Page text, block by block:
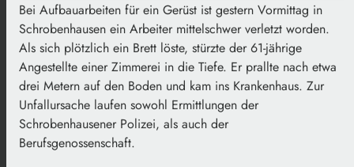
Bei Aufbauarbeiten für ein Gerüst ist gestern Vormittag in
Schrobenhausen ein Arbeiter mittelschwer verletzt worden.
Als sich plötzlich ein Brett löste, stürzte der 61-jährige
Angestellte einer Zimmerei in die Tiefe. Er prallte nach etwa
drei Metern auf den Boden und kam ins Krankenhaus. Zur
Unfallursache laufen sowohl Ermittlungen der
Schrobenhausener Polizei, als auch der
Berufsgenossenschaft.